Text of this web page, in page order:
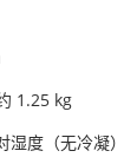
1.25 kg
度（无冷凝）